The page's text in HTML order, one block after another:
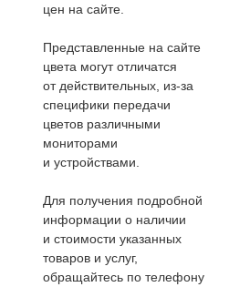
цен на сайте.
Представленные на сайте
цвета могут отличатся
от действительных, из-за
специфики передачи
цветов различными
мониторами
и устройствами.
Для получения подробной
информации о наличии
и стоимости указанных
товаров и услуг,
обращайтесь по телефону